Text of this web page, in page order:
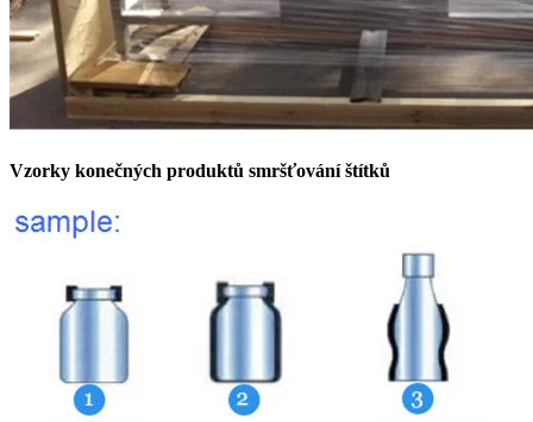
Vzorky konečných produktů smršťování štítků